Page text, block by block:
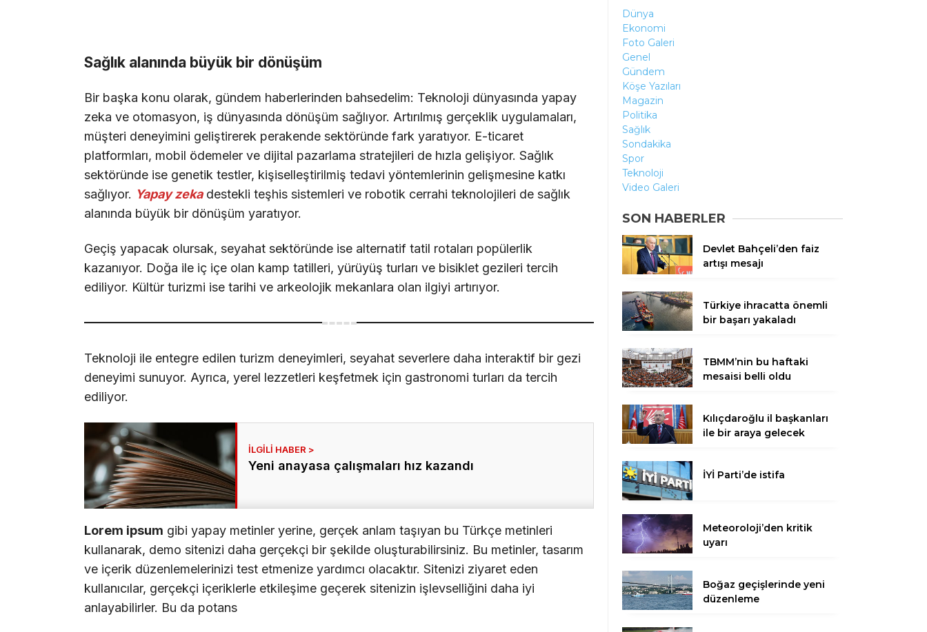
Sağlık alanında büyük bir dönüşüm
Bir başka konu olarak, gündem haberlerinden bahsedelim: Teknoloji dünyasında yapay
zeka ve otomasyon, iş dünyasında dönüşüm sağlıyor. Artırılmış gerçeklik uygulamaları,
müşteri deneyimini geliştirerek perakende sektöründe fark yaratıyor. E-ticaret
platformları, mobil ödemeler ve dijital pazarlama stratejileri de hızla gelişiyor. Sağlık
sektöründe ise genetik testler, kişiselleştirilmiş tedavi yöntemlerinin gelişmesine katkı
sağlıyor. Yapay zekadestekli teşhis sistemleri ve robotik cerrahi teknolojileri de sağlık
alanında büyük bir dönüşüm yaratıyor.
Geçiş yapacak olursak, seyahat sektöründe ise alternatif tatil rotaları popülerlik
kazanıyor. Doğa ile iç içe olan kamp tatilleri, yürüyüş turları ve bisiklet gezileri tercih
ediliyor. Kültür turizmi ise tarihi ve arkeolojik mekanlara olan ilgiyi artırıyor.
Teknoloji ile entegre edilen turizm deneyimleri, seyahat severlere daha interaktif bir gezi
deneyimi sunuyor. Ayrıca, yerel lezzetleri keşfetmek için gastronomi turları da tercih
ediliyor.
Yeni anayasa çalışmaları hız kazandı
Lorem ipsum gibi yapay metinler yerine, gerçek anlam taşıyan bu Türkçe metinleri
kullanarak, demo sitenizi daha gerçekçi bir şekilde oluşturabilirsiniz. Bu metinler, tasarım
ve içerik düzenlemelerinizi test etmenize yardımcı olacaktır. Sitenizi ziyaret eden
kullanıcılar, gerçekçi içeriklerle etkileşime geçerek sitenizin işlevselliğini daha iyi
anlayabilirler. Bu da potans
Dünya
Ekonomi
Foto Galeri
Genel
Gündem
Köşe Yazıları
Magazin
Politika
Sağlık
Sondakika
Spor
Teknoloji
Video Galeri
SON HABERLER
Devlet Bahçeli’den faiz
artışı mesajı
Türkiye ihracatta önemli
bir başarı yakaladı
TBMM’nin bu haftaki
mesaisi belli oldu
Kılıçdaroğlu il başkanları
ile bir araya gelecek
İYİ Parti’de istifa
Meteoroloji’den kritik
uyarı
Boğaz geçişlerinde yeni
düzenleme